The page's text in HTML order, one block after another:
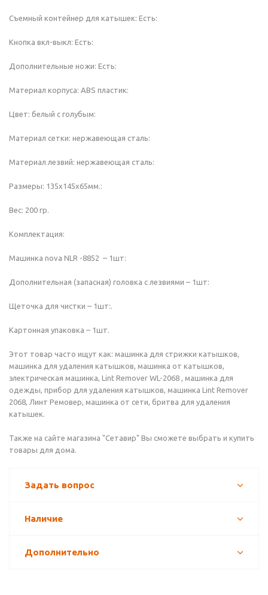
Съемный контейнер для катышек: Есть:
Кнопка вкл-выкл: Есть:
Дополнительные ножи: Есть:
Материал корпуса: ABS пластик:
Цвет: белый с голубым:
Материал сетки: нержавеющая сталь:
Материал лезвий: нержавеющая сталь:
Размеры: 135х145х65мм.:
Вес: 200 гр.
Комплектация:
Машинка nova NLR -8852 – 1шт:
Дополнительная (запасная) головка с лезвиями – 1шт:
Щеточка для чистки – 1шт:.
Картонная упаковка – 1шт.
Этот товар часто ищут как: машинка для стрижки катышков,
машинка для удаления катышков, машинка от катышков,
электрическая машинка, Lint Remover WL-2068 , машинка для
одежды, прибор для удаления катышков, машинка Lint Remover
2068, Линт Ремовер, машинка от сети, бритва для удаления
катышек.
Также на сайте магазина "Сетавир" Вы сможете выбрать и купить
товары для дома.
Задать вопрос
Наличие
Дополнительно